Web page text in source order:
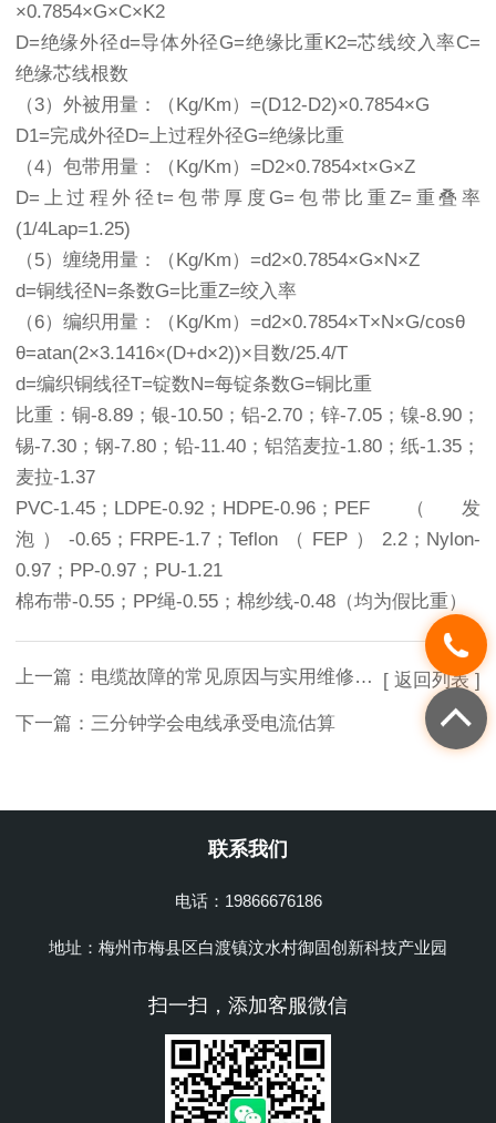
×0.7854×G×C×K2
D=绝缘外径d=导体外径G=绝缘比重K2=芯线绞入率C=
绝缘芯线根数
（3）外被用量：（Kg/Km）=(D12-D2)×0.7854×G
D1=完成外径D=上过程外径G=绝缘比重
（4）包带用量：（Kg/Km）=D2×0.7854×t×G×Z
D=上过程外径t=包带厚度G=包带比重Z=重叠率
(1/4Lap=1.25)
（5）缠绕用量：（Kg/Km）=d2×0.7854×G×N×Z
d=铜线径N=条数G=比重Z=绞入率
（6）编织用量：（Kg/Km）=d2×0.7854×T×N×G/cosθ
θ=atan(2×3.1416×(D+d×2))×目数/25.4/T
d=编织铜线径T=锭数N=每锭条数G=铜比重
比重：铜-8.89；银-10.50；铝-2.70；锌-7.05；镍-8.90；
锡-7.30；钢-7.80；铅-11.40；铝箔麦拉-1.80；纸-1.35；
麦拉-1.37
PVC-1.45；LDPE-0.92；HDPE-0.96；PEF（发
泡）-0.65；FRPE-1.7；Teflon（FEP）2.2；Nylon-
0.97；PP-0.97；PU-1.21
棉布带-0.55；PP绳-0.55；棉纱线-0.48（均为假比重）
上一篇： 电缆故障的常见原因与实用维修技巧
下一篇： 三分钟学会电线承受电流估算
[ 返回列表 ]
联系我们
电话：19866676186
地址：梅州市梅县区白渡镇汶水村御固创新科技产业园
扫一扫，添加客服微信